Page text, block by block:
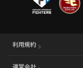
利用規約
運営会社 （別ウィンドウ